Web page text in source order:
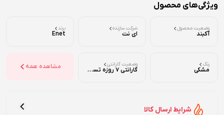
ویژگی‌های محصول
وضعیت محصول
آکبند
شرکت سازنده
ای نت
برند
Enet
رنگ
مشکی
وضعیت گارانتی
گارانتی 7 روزه تست ( تضمین اصالت و سلامت فیزیکی ) مشاهده همه
شرایط ارسال کالا